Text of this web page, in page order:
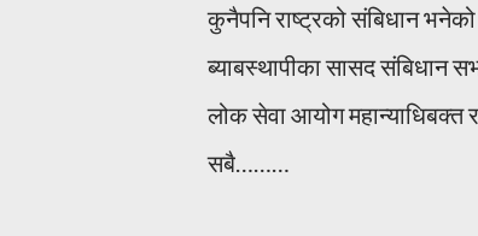
कुनैपनि राष्ट्रको संबिधान भनेको
ब्याबस्थापीका सासद संबिधान
लोक सेवा आयोग महान्याधिबक्त
सबै………